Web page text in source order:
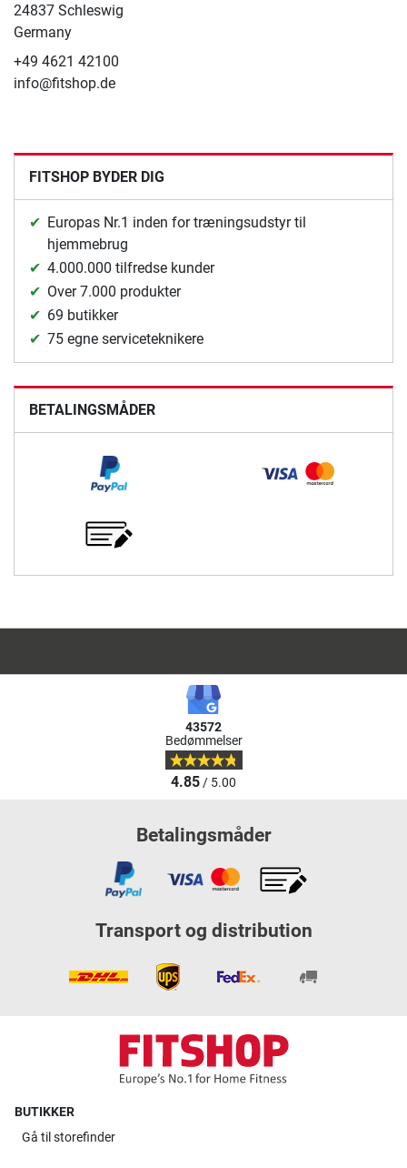
24837 Schleswig
Germany
+49 4621 42100
info@fitshop.de
FITSHOP BYDER DIG
Europas Nr.1 inden for træningsudstyr til
hjemmebrug
4.000.000 tilfredse kunder
Over 7.000 produkter
69 butikker
75 egne serviceteknikere
BETALINGSMÅDER
43572
Bedømmelser
4.85/ 5.00
Betalingsmåder
Transport og distribution
BUTIKKER
Gå til storefinder